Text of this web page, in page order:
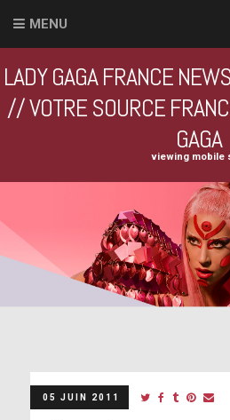
MENU
LADY GAGA FRANCE
// VOTRE SOURCE
GAGA
viewing mobile
05 JUIN 2011